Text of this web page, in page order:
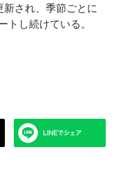
され、季節ごとに
トし続けている。